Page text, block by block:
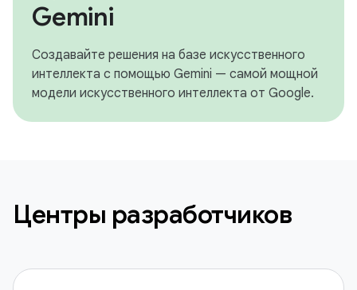
Gemini
Создавайте решения на базе искусственного
интеллекта с помощью Gemini — самой мощной
модели искусственного интеллекта от Google.
Центры разработчиков